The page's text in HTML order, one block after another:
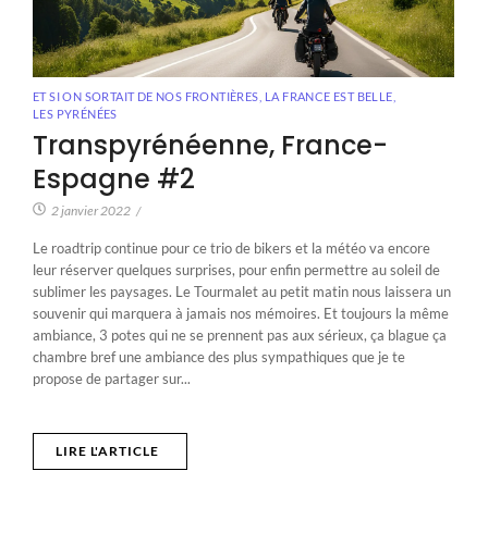
ET SI ON SORTAIT DE NOS FRONTIÈRES LA FRANCE EST BELLE
LES PYRÉNÉES
Transpyrénéenne, France-
Espagne #2
2 janvier 2022 /
Le roadtrip continue pour ce trio de bikers et la météo va encore
leur réserver quelques surprises, pour enfin permettre au soleil de
sublimer les paysages. Le Tourmalet au petit matin nous laissera un
souvenir qui marquera à jamais nos mémoires. Et toujours la même
ambiance, 3 potes qui ne se prennent pas aux sérieux, ça blague ça
chambre bref une ambiance des plus sympathiques que je te
propose de partager sur...
LIRE L'ARTICLE